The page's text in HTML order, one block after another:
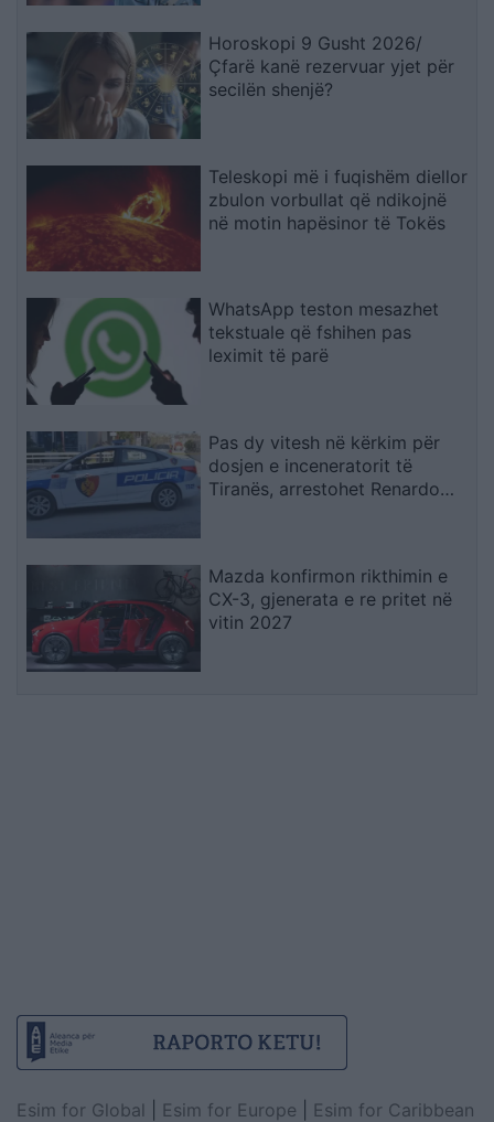
Horoskopi 9 Gusht 2026/
Çfarë kanë rezervuar yjet për
secilën shenjë?
Teleskopi më i fuqishëm diellor
zbulon vorbullat që ndikojnë
në motin hapësinor të Tokës
WhatsApp teston mesazhet
tekstuale që fshihen pas
leximit të parë
Pas dy vitesh në kërkim për
dosjen e inceneratorit të
Tiranës, arrestohet Renardo
Mazda konfirmon rikthimin e
CX-3, gjenerata e re pritet në
vitin 2027
Esim for Global Esim for Europe
Esim for Caribbean